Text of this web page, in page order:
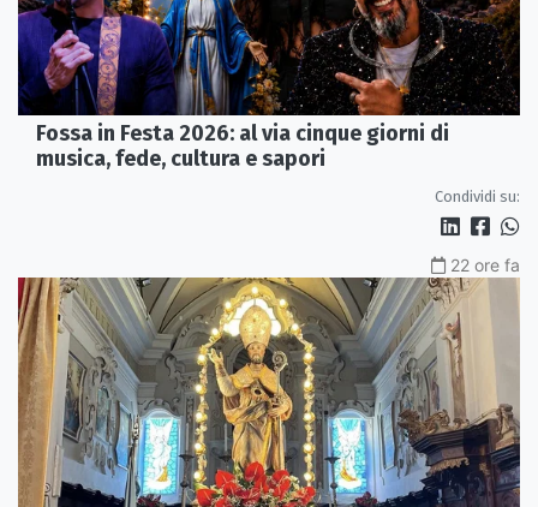
Fossa in Festa 2026: al via cinque giorni di
musica, fede, cultura e sapori
Condividi su:
22 ore fa